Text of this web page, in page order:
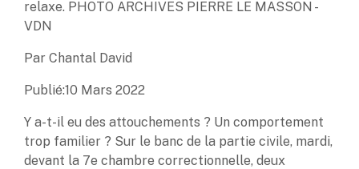
relaxe. PHOTO ARCHIVES PIERRE LE MASSON -
VDN
Par Chantal David
Publié:10 Mars 2022
Y a-t-il eu des attouchements ? Un comportement
trop familier ? Sur le banc de la partie civile, mardi,
devant la 7e chambre correctionnelle, deux